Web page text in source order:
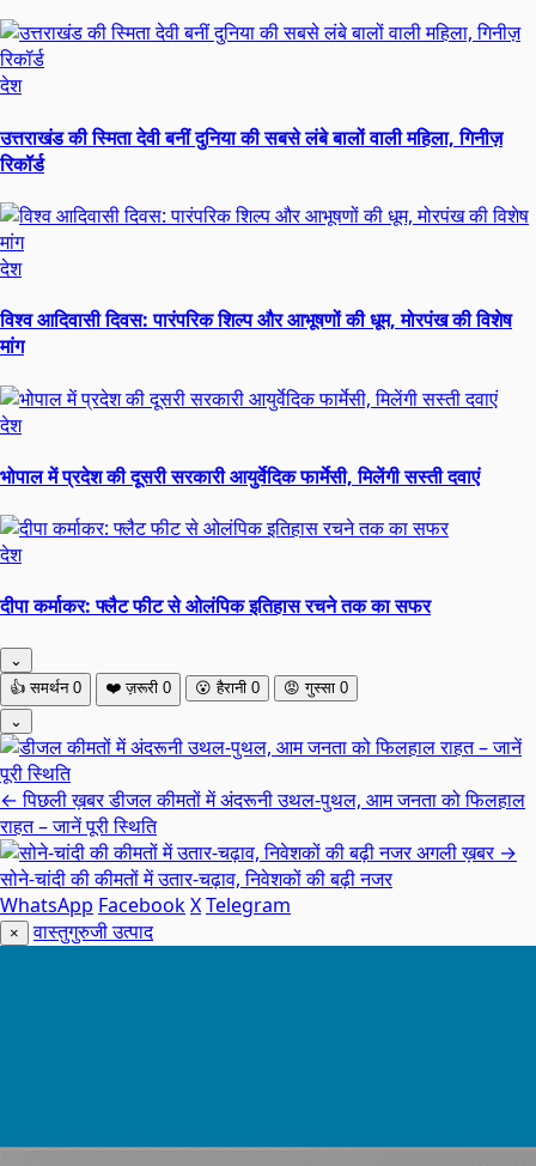
देश
उत्तराखंड की स्मिता देवी बनीं दुनिया की सबसे लंबे बालों वाली महिला, गिनीज़
रिकॉर्ड
देश
विश्व आदिवासी दिवस: पारंपरिक शिल्प और आभूषणों की धूम, मोरपंख की विशेष
मांग
देश
भोपाल में प्रदेश की दूसरी सरकारी आयुर्वेदिक फार्मेसी, मिलेंगी सस्ती दवाएं
देश
दीपा कर्माकर: फ्लैट फीट से ओलंपिक इतिहास रचने तक का सफर
⌄
👍 समर्थन 0 ❤️ ज़रूरी 0 😮 हैरानी 0 😡 गुस्सा 0
⌄
← पिछली ख़बरडीजल कीमतों में अंदरूनी उथल-पुथल, आम जनता को फिलहाल
राहत – जानें पूरी स्थिति
अगली ख़बर →
सोने-चांदी की कीमतों में उतार-चढ़ाव, निवेशकों की बढ़ी नजर
WhatsApp FacebookXTelegram
× वास्तुगुरुजी उत्पाद